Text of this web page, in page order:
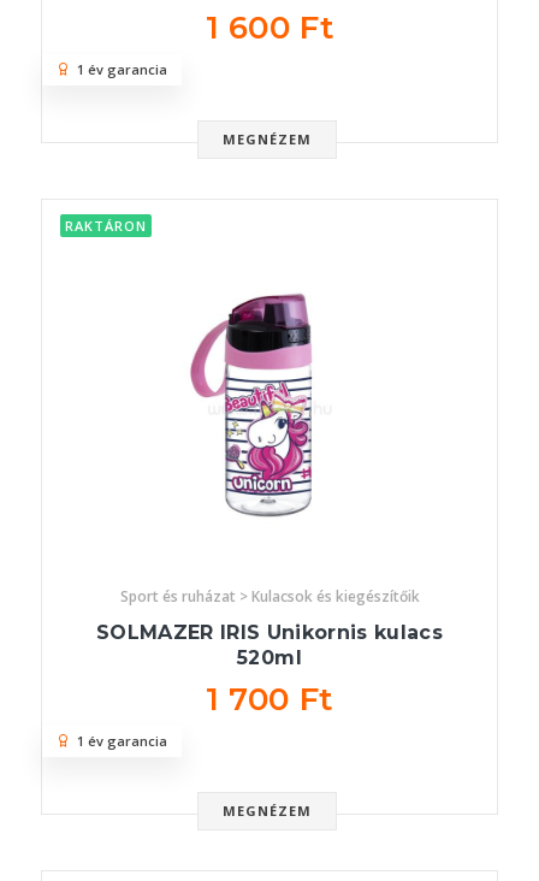
1 600 Ft
MEGNÉZEM
1 év garancia
RAKTÁRON
Sport és ruházat > Kulacsok és kiegészítőik
SOLMAZER IRIS Unikornis kulacs
520ml
1 700 Ft
MEGNÉZEM
1 év garancia